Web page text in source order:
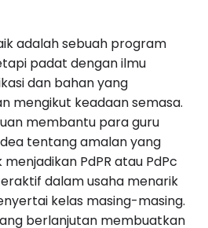
adalah sebuah program
padat dengan ilmu
dan bahan yang
mengikut keadaan semasa.
membantu para guru
tentang amalan yang
PdPR atau PdPc
dalam usaha menarik
kelas masing-masing.
berlanjutan membuatkan